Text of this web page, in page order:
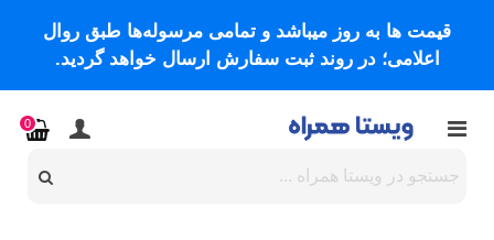
قیمت ها به روز میباشد و تمامی مرسوله‌ها طبق روال
اعلامی؛ در روند ثبت سفارش ارسال خواهد گردید.
0